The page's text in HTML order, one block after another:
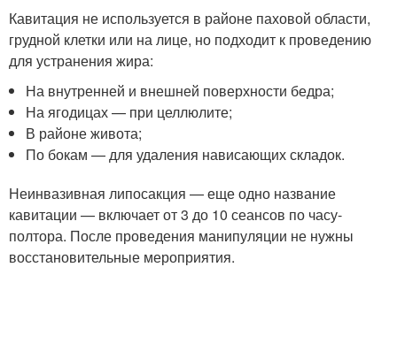
Кавитация не используется в районе паховой области,
грудной клетки или на лице, но подходит к проведению
для устранения жира:
На внутренней и внешней поверхности бедра;
На ягодицах — при целлюлите;
В районе живота;
По бокам — для удаления нависающих складок.
Неинвазивная липосакция — еще одно название
кавитации — включает от 3 до 10 сеансов по часу-
полтора. После проведения манипуляции не нужны
восстановительные мероприятия.